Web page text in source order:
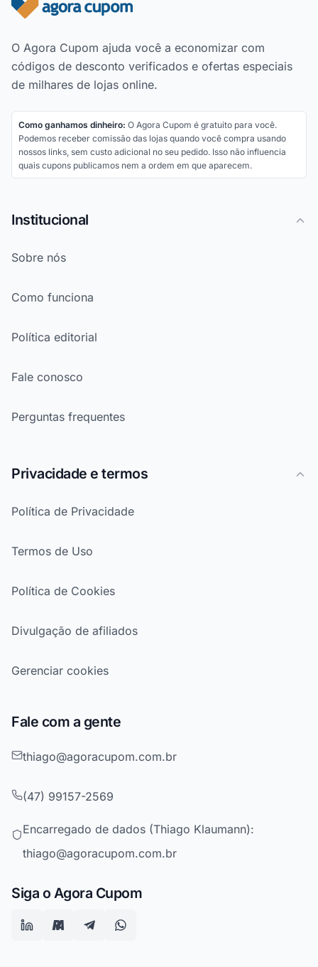
O Agora Cupom ajuda você a economizar com
códigos de desconto verificados e ofertas especiais
de milhares de lojas online.
Como ganhamos dinheiro: O Agora Cupom é gratuito para você.
Podemos receber comissão das lojas quando você compra usando
nossos links, sem custo adicional no seu pedido. Isso não influencia
quais cupons publicamos nem a ordem em que aparecem.
Institucional
Sobre nós
Como funciona
Política editorial
Fale conosco
Perguntas frequentes
Privacidade e termos
Política de Privacidade
Termos de Uso
Política de Cookies
Divulgação de afiliados
Gerenciar cookies
Fale com a gente
thiago@agoracupom.com.br
(47) 99157-2569
Encarregado de dados (Thiago Klaumann):
thiago@agoracupom.com.br
Siga o Agora Cupom